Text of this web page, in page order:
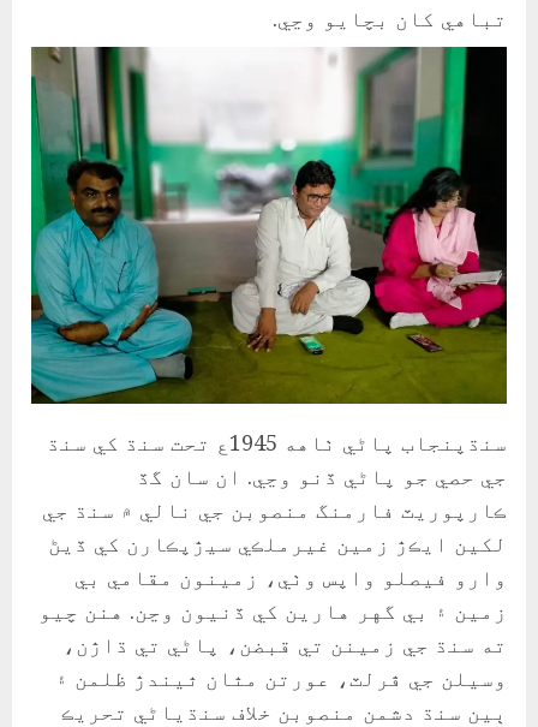
تباهي کان بچايو وڃي.
سنڌپنجاب پاڻي ٺاهه 1945ع تحت سنڌ کي سنڌ
جي حصي جو پاڻي ڏنو وڃي. ان سان گڏ
ڪارپوريٽ فارمنگ منصوبن جي نالي ۾ سنڌ جي
لکين ايڪڙ زمين غيرملڪي سيڙپڪارن کي ڏيڻ
وارو فيصلو واپس وٺي، زمينون مقامي بي
زمين ۽ بي گهر هارين کي ڏنيون وڃن. هنن چيو
ته سنڌ جي زمينن تي قبضن، پاڻي تي ڌاڙن،
وسيلن جي ڦرلٽ، عورتن مٿان ٿيندڙ ظلمن ۽
ٻين سنڌ دشمن منصوبن خلاف سنڌياڻي تحريڪ